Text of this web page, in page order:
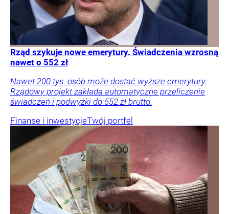
Rząd szykuje nowe emerytury. Świadczenia wzrosną
nawet o 552 zł
Nawet 200 tys. osób może dostać wyższe emerytury.
Rządowy projekt zakłada automatyczne przeliczenie
świadczeń i podwyżki do 552 zł brutto.
Finanse i inwestycjeTwój portfel